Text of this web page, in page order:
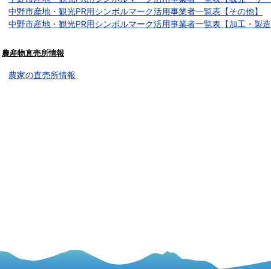
中野市産地・観光PR用シンボルマーク活用事業者一覧表【その他】
中野市産地・観光PR用シンボルマーク活用事業者一覧表【加工・製
農産物直売所情報
農家の直売所情報